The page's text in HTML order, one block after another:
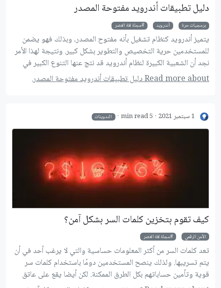
دليل تطبيقات أندرويد مفتوحة المصدر
برمجيات حرة أندرويد مجلة لغة العصر
يتميز أندرويد كنظام تشغيل بأنه مفتوح المصدر، وبذلك فهو يضمن
للمستخدمين حرية التخصيص والتطوير بشكل كبير. ونتيجة لهذا الأمر
نجد أن الشعبية الكبيرة لنظام أندرويد قد نتج عنها التنوع الكبير في
التطبيقات المتوفرة والتي وصل عددها لأكثر من 2.7 مليون تطبيق
حتى الربع الثاني من 2020. ومن ضمن هذه التطبيقات المتوفرة يوجد
والأكثر تثبيتًا في مختلف التصنيفات وتوفر لمستخدميها الأمان
والخصوصية بشكل مجاني. نستعرض في الصفحات التالية مجموعة من
تطبيقات أندرويد مفتوحة المصدر بعضها متوفر على متجر جوجل بلاي
وبعضها غير متوفر، يمكنك الاعتماد عليها بشكل يومي كبديل للبرامج
مغلفة المصدر.
Read more about دليل تطبيقات أندرويد مفتوحة المصدر.
1 سبتمبر 2021 5 min read التدوينات
كيف تقوم بتخزين كلمات السر بشكل آمن؟
اﻷمن الرقمي مجلة لغة العصر
تعد كلمات السر من أكثر المعلومات حساسية والتي لا يرغب أحد في أن
يتم تسريبها. ولذلك ينصح المستخدمين دومًا باستخدام كلمات سر
قوية وتأمين حساباتهم بكل الطرق الممكنة. لكن أيضا يقع على عاتق